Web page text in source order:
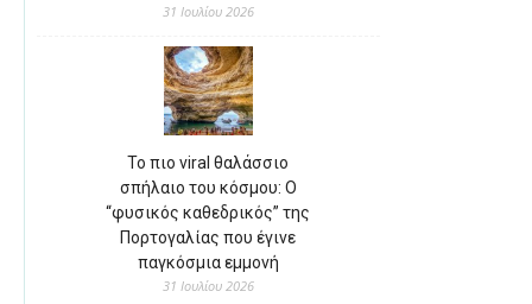
31 Ιουλίου 2026
Το πιο viral θαλάσσιο
σπήλαιο του κόσμου: Ο
“φυσικός καθεδρικός” της
Πορτογαλίας που έγινε
παγκόσμια εμμονή
31 Ιουλίου 2026